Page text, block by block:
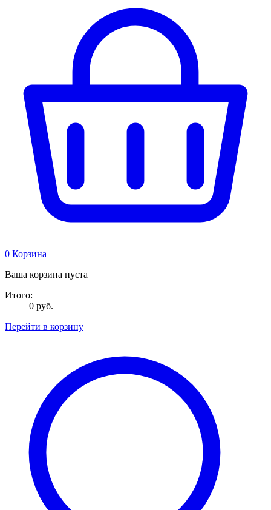
0 Корзина
Ваша корзина пуста
Итого:
0 руб.
Перейти в корзину